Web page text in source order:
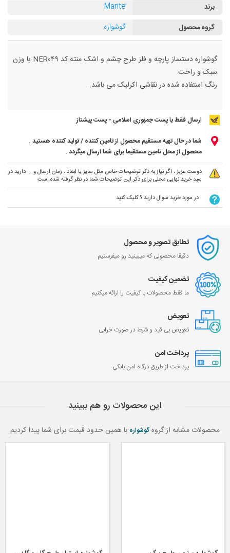
برند َMante
گروه محصول گوشواره
گوشواره دستساز پارچه و فلز طرح چشم و اشک منته کد NER۰۴۹ با وزن
سبک و راحت
رنگ استفاده شده در نقاشی اکرلیک می باشد .
ارسال فقط با پست جمهوری اسلامی - پست پیشتاز
شما در حال تهیه مستقیم محصول از تامین کننده / تولید کننده هستید .
محصول از محل تامین مستقیما برای شما ارسال میگردد .
دوست عزیز ، اگر نیاز به ذکر توضیحات خاص مثل سایز یا ابعاد ، زمان ارسال و ... دارید در
سبد خرید نهایی محلی برای ذکر این توضیحات شما در نظر گرفته شده است
در مورد خرید سوال دارید ؟ کلیک کنید
تطابق تصویر و محصول
دقیقا محصولی که میبینید رو میفرستیم
تضمین کیفیت
ما فقط محصولات با کیفیت را ارائه میکنیم
تعویض
تعویض بی قید و شرط در صورت خرابی
پرداخت امن
پرداخت از طریق درگاه امن بانکی
این محصولات رو هم ببینید
محصولات مشابه از گروه گوشواره با همین حدود قیمت برای شما پیدا کردیم